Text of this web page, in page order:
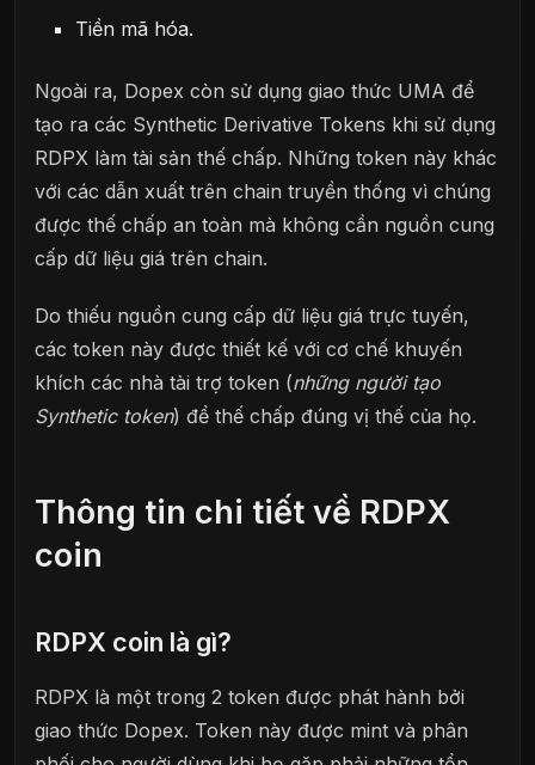
Tiền mã hóa.
Ngoài ra, Dopex còn sử dụng giao thức UMA để
tạo ra các Synthetic Derivative Tokens khi sử dụng
RDPX làm tài sản thế chấp. Những token này khác
với các dẫn xuất trên chain truyền thống vì chúng
được thế chấp an toàn mà không cần nguồn cung
cấp dữ liệu giá trên chain.
Do thiếu nguồn cung cấp dữ liệu giá trực tuyến,
các token này được thiết kế với cơ chế khuyến
khích các nhà tài trợ token (những người tạo
Synthetic token) để thế chấp đúng vị thế của họ.
Thông tin chi tiết về RDPX
coin
RDPX coin là gì?
RDPX là một trong 2 token được phát hành bởi
giao thức Dopex. Token này được mint và phân